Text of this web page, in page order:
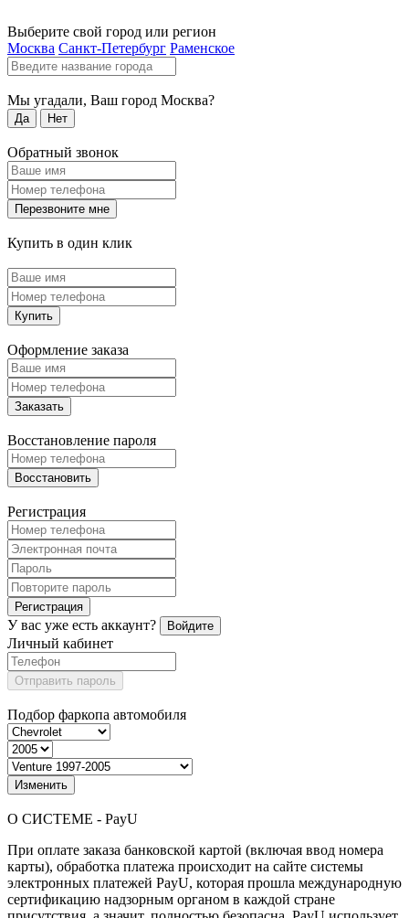
Выберите свой город или регион
Москва Санкт-Петербург Раменское
Мы угадали, Ваш город Москва?
Да Нет
Обратный звонок
Перезвоните мне
Купить в один клик
Купить
Оформление заказа
Заказать
Восстановление пароля
Восстановить
Регистрация
Регистрация
У вас уже есть аккаунт? Войдите
Личный кабинет
Отправить пароль
Подбор фаркопа автомобиля
Изменить
О СИСТЕМЕ - PayU
При оплате заказа банковской картой (включая ввод номера
карты), обработка платежа происходит на сайте системы
электронных платежей PayU, которая прошла международную
сертификацию надзорным органом в каждой стране